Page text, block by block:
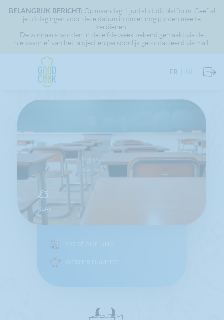
BELANGRIJK BERICHT: Op maandag 1 juni sluit dit platform. Geef al
je uitdagingen voor deze datum in om er nog punten mee te
verdienen.
De winnaars worden in dezelfde week bekend gemaakt via de
nieuwsbrief van het project en persoonlijk gecontacteerd via mail.
FR
L5
KLAS
WERNER DUMEEZ